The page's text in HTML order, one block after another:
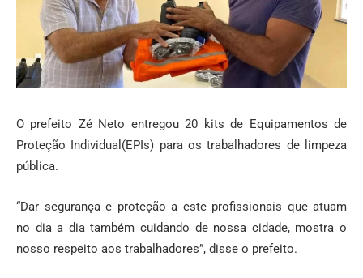
O prefeito Zé Neto entregou 20 kits de Equipamentos de
Proteção Individual(EPIs) para os trabalhadores de limpeza
pública.
“Dar segurança e proteção a este profissionais que atuam
no dia a dia também cuidando de nossa cidade, mostra o
nosso respeito aos trabalhadores”, disse o prefeito.